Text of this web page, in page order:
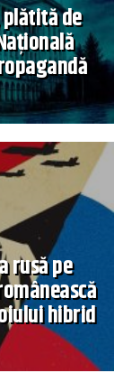
de
rusă pe
hibrid